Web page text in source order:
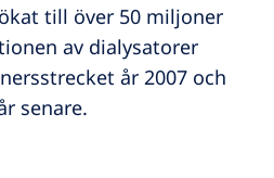
till över 50 miljoner
av dialysatorer
år 2007 och
senare.